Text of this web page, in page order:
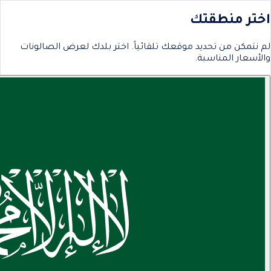
اختر منطقتك
لم نتمكن من تحديد موقعك تلقائياً. اختر بلدك لعرض الصالونات
والأسعار المناسبة.